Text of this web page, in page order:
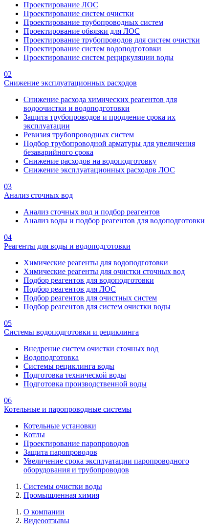
Проектирование ЛОС
Проектирование систем очистки
Проектирование трубопроводных систем
Проектирование обвязки для ЛОС
Проектирование трубопроводов для систем очистки
Проектирование систем водоподготовки
Проектирование систем рециркуляции воды
02
Снижение эксплуатационных расходов
Снижение расхода химических реагентов для
водоочистки и водоподготовки
Защита трубопроводов и продление срока их
эксплуатации
Ревизия трубопроводных систем
Подбор трубопроводной арматуры для увеличения
безаварийного срока
Снижение расходов на водоподготовку
Снижение эксплуатационных расходов ЛОС
03
Анализ сточных вод
Анализ сточных вод и подбор реагентов
Анализ воды и подбор реагентов для водоподготовки
04
Реагенты для воды и водоподготовки
Химические реагенты для водоподготовки
Химические реагенты для очистки сточных вод
Подбор реагентов для водоподготовки
Подбор реагентов для ЛОС
Подбор реагентов для очистных систем
Подбор реагентов для систем очистки воды
05
Системы водоподготовки и рециклинга
Внедрение систем очистки сточных вод
Водоподготовка
Системы рециклинга воды
Подготовка технической воды
Подготовка производственной воды
06
Котельные и паропроводные системы
Котельные установки
Котлы
Проектирование паропроводов
Защита паропроводов
Увеличение срока эксплуатации паропроводного
оборудования и трубопроводов
Системы очистки воды
Промышленная химия
О компании
Видеоотзывы